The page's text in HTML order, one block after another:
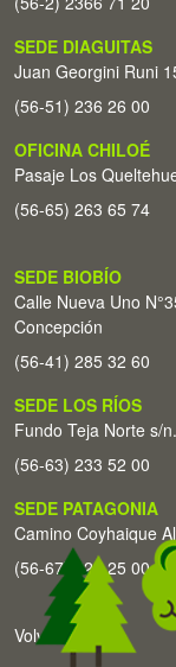
SEDE DIAGUITAS
Juan Georgini Runi
(56-51) 236 26 00
OFICINA CHILOÉ
Pasaje Los
(56-65) 263 65 74
SEDE BIOBÍO
Calle Nueva Uno
Concepción
(56-41) 285 32 60
SEDE LOS RÍOS
Fundo Teja Norte s/
(56-63) 233 52 00
SEDE PATAGONIA
Camino Coyhaique
(56-67) 226 25 00
Volver arriba